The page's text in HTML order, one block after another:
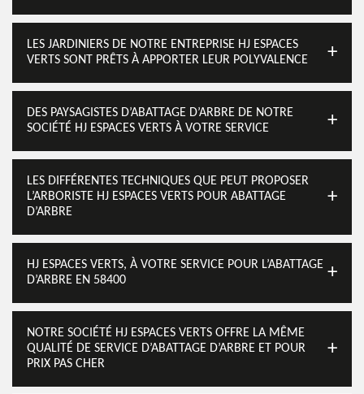
LES JARDINIERS DE NOTRE ENTREPRISE HJ ESPACES
VERTS SONT PRÊTS À APPORTER LEUR POLYVALENCE
DES PAYSAGISTES D’ABATTAGE D’ARBRE DE NOTRE
SOCIÉTÉ HJ ESPACES VERTS À VOTRE SERVICE
LES DIFFÉRENTES TECHNIQUES QUE PEUT PROPOSER
L’ARBORISTE HJ ESPACES VERTS POUR ABATTAGE
D’ARBRE
HJ ESPACES VERTS, À VOTRE SERVICE POUR L’ABATTAGE
D’ARBRE EN 58400
NOTRE SOCIÉTÉ HJ ESPACES VERTS OFFRE LA MÊME
QUALITÉ DE SERVICE D’ABATTAGE D’ARBRE ET POUR
PRIX PAS CHER